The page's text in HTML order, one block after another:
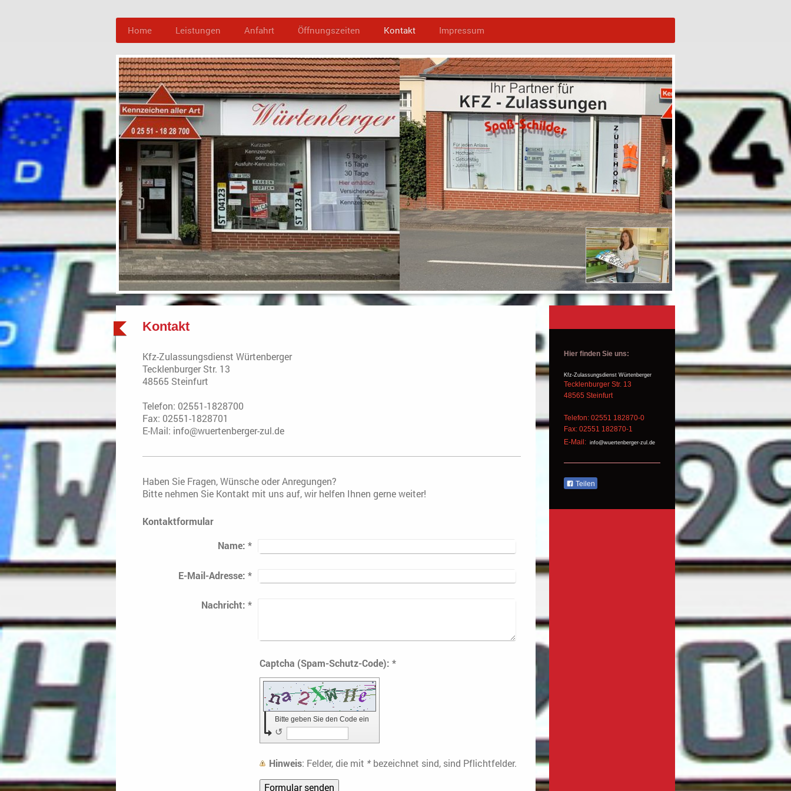
Home Leistungen Anfahrt Öffnungszeiten Kontakt Impressum
Kontakt
Kfz-Zulassungsdienst Würtenberger
Tecklenburger Str. 13
48565 Steinfurt
Telefon: 02551-1828700
Fax: 02551-1828701
E-Mail: info@wuertenberger-zul.de
Haben Sie Fragen, Wünsche oder Anregungen?
Bitte nehmen Sie Kontakt mit uns auf, wir helfen Ihnen gerne weiter!
Kontaktformular
Name: *
E-Mail-Adresse: *
Nachricht: *
Captcha (Spam-Schutz-Code): *
Bitte geben Sie den Code ein
↺
Hinweis : Felder, die mit *bezeichnet sind, sind Pflichtfelder.
Hier finden Sie uns:
Kfz-Zulassungsdienst Würtenberger
Tecklenburger Str. 13
48565 Steinfurt
Telefon: 02551 182870-0
Fax: 02551 182870-1
E-Mail: info@wuertenberger-zul.de
Teilen